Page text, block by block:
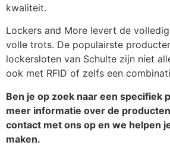
kwaliteit.
Lockers and More levert de
volle trots. De populairste
lockersloten van Schulte zijn niet
ook met RFID of zelfs een
Ben je op zoek naar een specifiek
meer informatie over de
contact met ons op en we helpen
maken.